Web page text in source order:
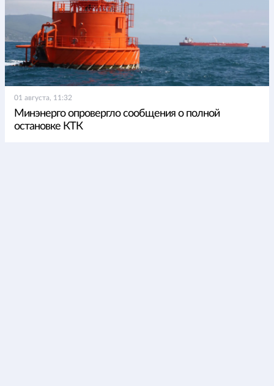
01 августа, 11:32
Минэнерго опровергло сообщения о полной
остановке КТК